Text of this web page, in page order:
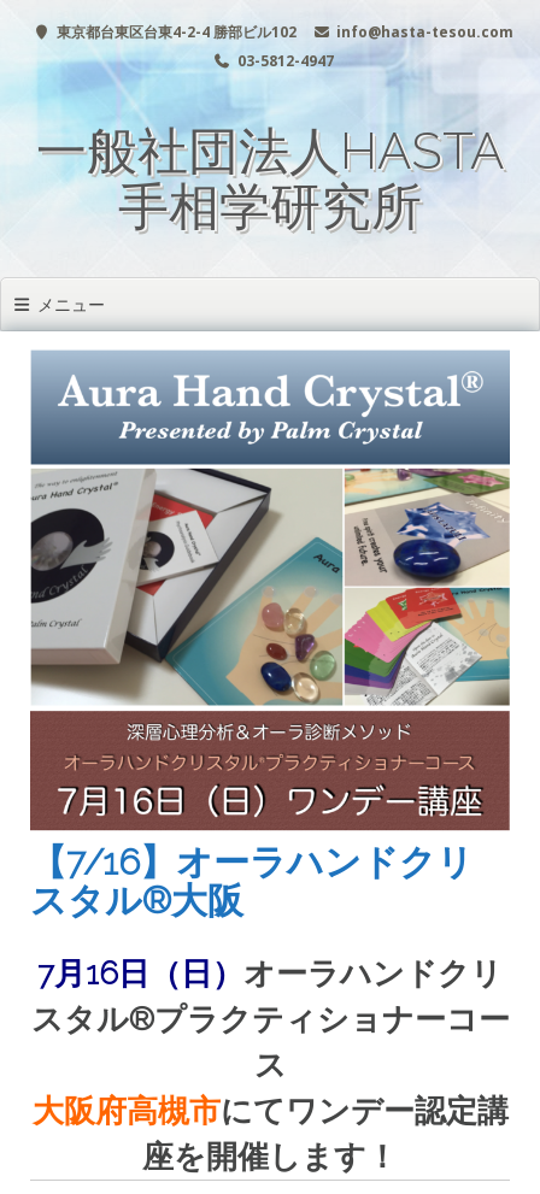
東京都台東区台東4-2-4 勝部ビル102
info@hasta-tesou.com
03-5812-4947
一般社団法人HASTA
手相学研究所
メニュー
【7/16】オーラハンドクリ
スタル®大阪
7月16日（日） オーラハンドクリ
スタル®プラクティショナーコー
ス
大阪府高槻市にてワンデー認定講
座を開催します！